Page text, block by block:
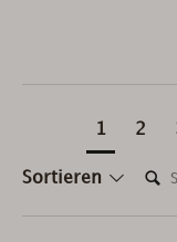
Sortieren
1 2